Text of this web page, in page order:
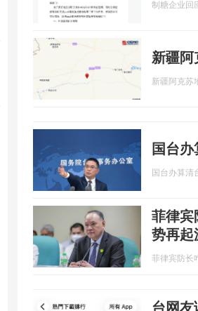
制糖企业回
新疆
新疆阿克苏
国台
国台办算清
菲律
势再起
菲律宾防长
台网